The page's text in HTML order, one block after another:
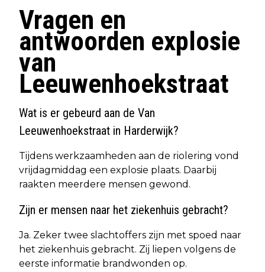
Vragen en
antwoorden explosie
van
Leeuwenhoekstraat
Wat is er gebeurd aan de Van
Leeuwenhoekstraat in Harderwijk?
Tijdens werkzaamheden aan de riolering vond
vrijdagmiddag een explosie plaats. Daarbij
raakten meerdere mensen gewond.
Zijn er mensen naar het ziekenhuis gebracht?
Ja. Zeker twee slachtoffers zijn met spoed naar
het ziekenhuis gebracht. Zij liepen volgens de
eerste informatie brandwonden op.